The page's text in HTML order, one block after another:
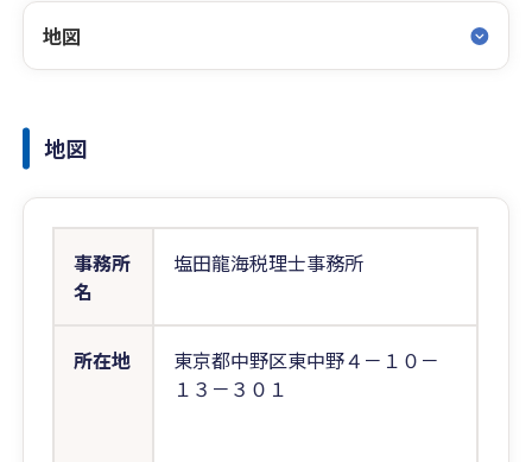
地図
地図
事務所
名
塩田龍海税理士事務所
所在地
東京都中野区東中野４－１０－
１３－３０１